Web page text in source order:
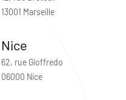
13001 Marseille
Nice
62, rue Gioffredo
06000 Nice